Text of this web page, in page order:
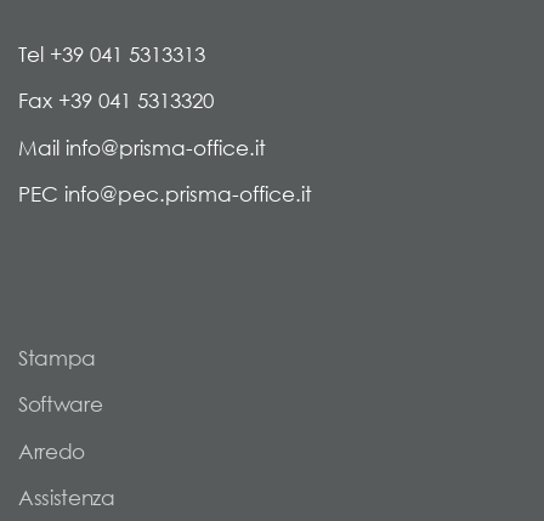
Tel +39 041 5313313
Fax +39 041 5313320
Mail info@prisma-office.it
PEC info@pec.prisma-office.it
Stampa
Software
Arredo
Assistenza